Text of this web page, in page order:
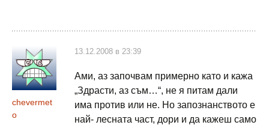
chevermet
o
13.12.2008 в 23:39
Ами, аз започвам примерно като и кажа
„Здрасти, аз съм…“, не я питам дали
има против или не. Но запознанството е
най- лесната част, дори и да кажеш само